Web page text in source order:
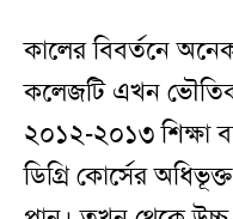
কালের বিবর্তনে
কলেজটি এখন
২০১২-২০১৩ শিক্ষা
ডিগ্রি কোর্সের